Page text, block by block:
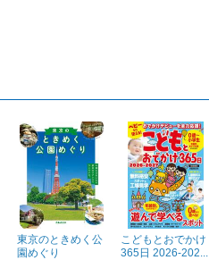
東京のときめく公
園めぐり
こどもとおでかけ
365日 2026-202...